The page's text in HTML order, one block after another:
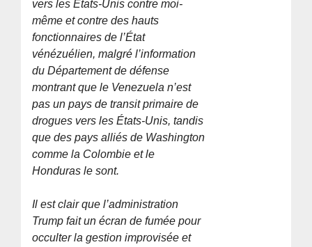
vers les États-Unis contre moi-
même et contre des hauts
fonctionnaires de l’État
vénézuélien, malgré l’information
du Département de défense
montrant que le Venezuela n’est
pas un pays de transit primaire de
drogues vers les États-Unis, tandis
que des pays alliés de Washington
comme la Colombie et le
Honduras le sont.
Il est clair que l’administration
Trump fait un écran de fumée pour
occulter la gestion improvisée et